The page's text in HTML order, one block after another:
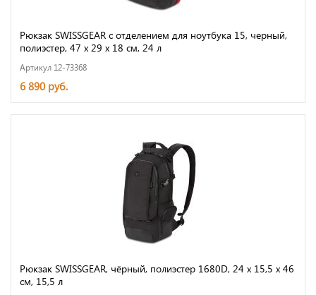
Рюкзак SWISSGEAR с отделением для ноутбука 15, черный,
полиэстер, 47 х 29 х 18 см, 24 л
Артикул 12-73368
6 890 руб.
Рюкзак SWISSGEAR, чёрный, полиэстер 1680D, 24 х 15,5 х 46
см, 15,5 л